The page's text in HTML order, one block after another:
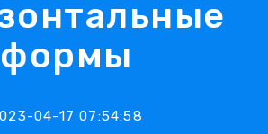
формы
04-17 07:54:58